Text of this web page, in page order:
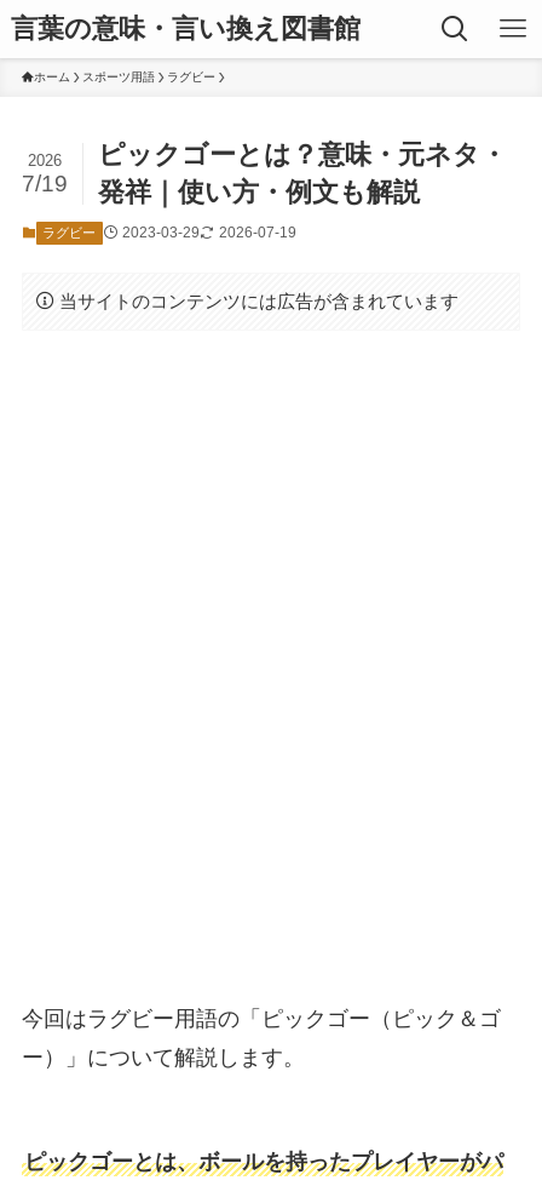
言葉の意味・言い換え図書館
ホーム スポーツ用語 ラグビー
ピックゴーとは？意味・元ネタ・
発祥｜使い方・例文も解説
2026
7/19
ラグビー 2023-03-29 2026-07-19
当サイトのコンテンツには広告が含まれています
今回はラグビー用語の「ピックゴー（ピック＆ゴ
ー）」について解説します。
ピックゴーとは、ボールを持ったプレイヤーがパ